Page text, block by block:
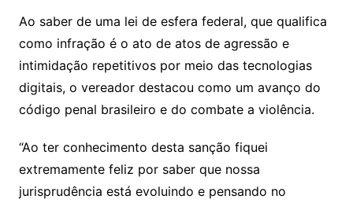
Ao saber de uma lei de esfera federal, que qualifica
como infração é o ato de atos de agressão e
intimidação repetitivos por meio das tecnologias
digitais, o vereador destacou como um avanço do
código penal brasileiro e do combate a violência.
“Ao ter conhecimento desta sanção fiquei
extremamente feliz por saber que nossa
jurisprudência está evoluindo e pensando no